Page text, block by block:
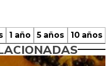
1 año 5 años 10 años